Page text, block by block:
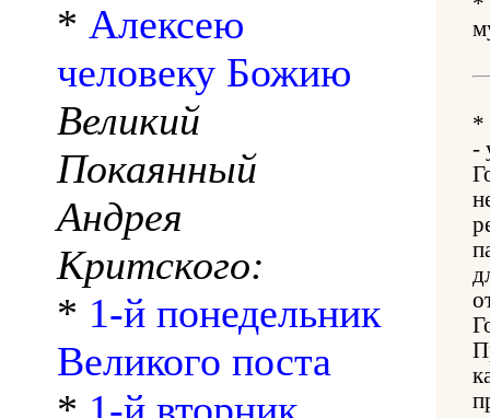
* Алексею
человеку Божию
Великий
Покаянный
Андрея
Критского:
* 1-й понедельник
Великого поста
*
-